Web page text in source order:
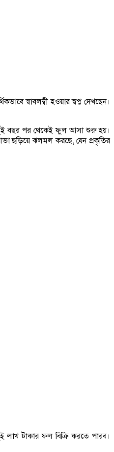
স্বাবলম্বী হওয়ার স্বপ্ন দেখছেন।
দুই বছর পর থেকেই ফুল আসা শুরু হয়।
ছড়িয়ে ঝলমল করছে, যেন প্রকৃতির
লাখ টাকার ফল বিক্রি করতে পারব।